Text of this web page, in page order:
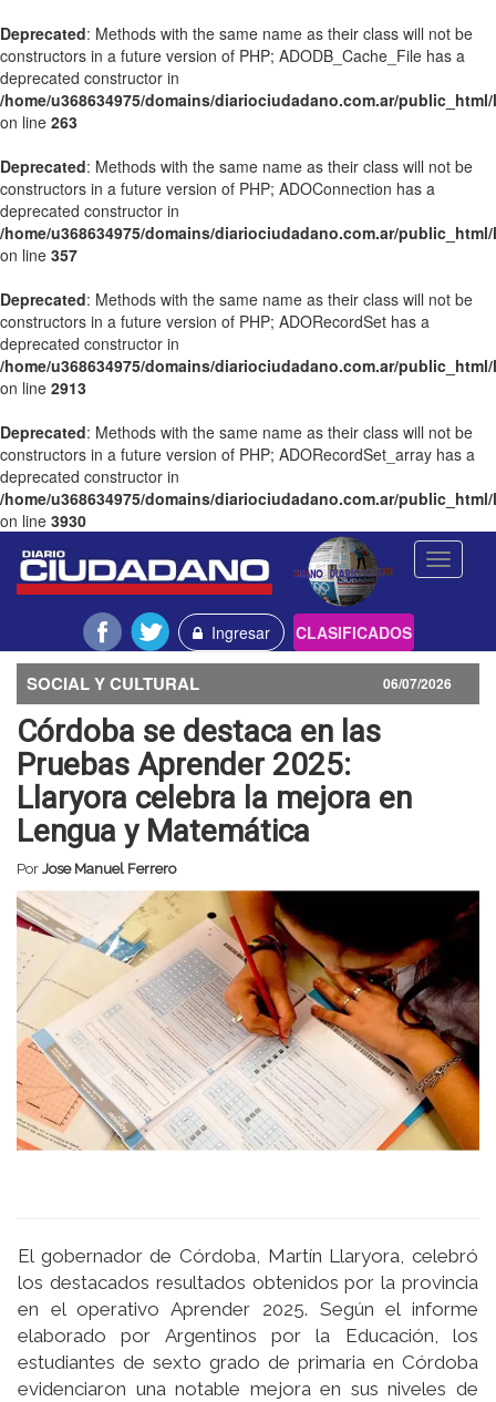
Deprecated: Methods with the same name as their class will not be
constructors in a future version of PHP; ADODB_Cache_File has a
deprecated constructor in
/home/u368634975/domains/diariociudadano.com.ar/
on line 263
Deprecated: Methods with the same name as their class will not be
constructors in a future version of PHP; ADOConnection has a
deprecated constructor in
/home/u368634975/domains/diariociudadano.com.ar/
on line 357
Deprecated: Methods with the same name as their class will not be
constructors in a future version of PHP; ADORecordSet has a
deprecated constructor in
/home/u368634975/domains/diariociudadano.com.ar/
on line 2913
Deprecated: Methods with the same name as their class will not be
constructors in a future version of PHP; ADORecordSet_array has a
deprecated constructor in
/home/u368634975/domains/diariociudadano.com.ar/
on line 3930
Toggle
Ingresar CLASIFICADOS
SOCIAL Y CULTURAL 06/07/2026
Córdoba se destaca en las
Pruebas Aprender 2025:
Llaryora celebra la mejora en
Lengua y Matemática
Por Jose Manuel Ferrero
El gobernador de Córdoba, Martín Llaryora, celebró
los destacados resultados obtenidos por la provincia
en el operativo Aprender 2025. Según el informe
elaborado por Argentinos por la Educación, los
estudiantes de sexto grado de primaria en Córdoba
evidenciaron una notable mejora en sus niveles de